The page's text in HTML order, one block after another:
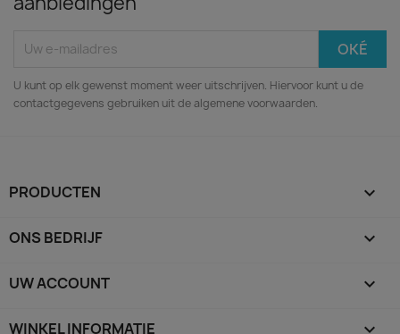
U kunt op elk gewenst moment weer uitschrijven. Hiervoor kunt u de
contactgegevens gebruiken uit de algemene voorwaarden.
PRODUCTEN 
ONS BEDRIJF 
UW ACCOUNT 
WINKEL INFORMATIE keyboard_arrow_down